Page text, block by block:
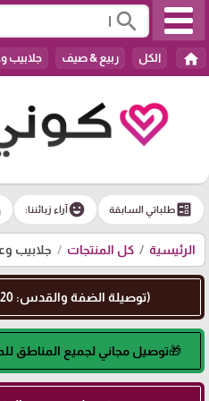
search
home الكل ربيع & صيف جلابيب
ballotطلباتي السابقة emoji_emotionsآراء زبائننا:
الرئيسية كل المنتجات جلابيب
(توصيلة الضفة والقدس: 20₪) (توصيلة الداخل: 50₪)
🎁توصيل مجاني لجميع المناطق للمشتريات